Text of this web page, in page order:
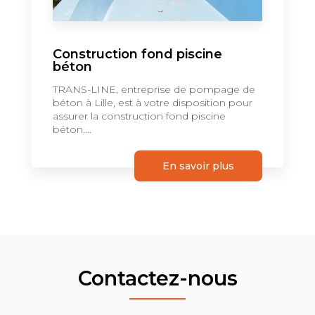
Construction fond piscine
béton
TRANS-LINE, entreprise de pompage de
béton à Lille, est à votre disposition pour
assurer la construction fond piscine
béton....
En savoir plus
Contactez-nous